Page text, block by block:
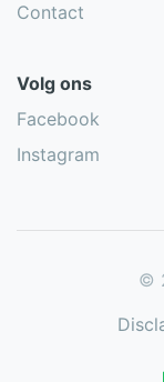
Contact
Volg ons
Facebook
Instagram
©